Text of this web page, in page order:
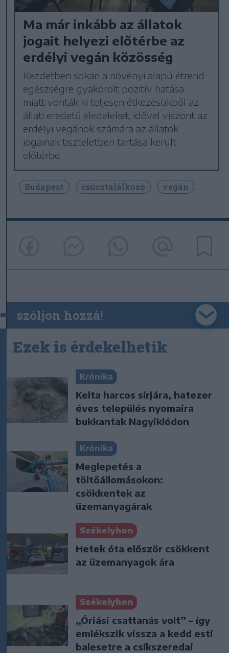
Ma már inkább az állatok
jogait helyezi előtérbe az
erdélyi vegán közösség
Kezdetben sokan a növényi alapú étrend
egészségre gyakorolt pozitív hatása
miatt vonták ki teljesen étkezésükből az
állati eredetű eledeleket, idővel viszont az
erdélyi vegánok számára az állatok
jogainak tiszteletben tartása került
előtérbe.
Budapest csúcstalálkozó vegán
szóljon hozzá!
Ezek is érdekelhetik
Krónika
Kelta harcos sírjára, hatezer
éves település nyomaira
bukkantak Nagyiklódon
Krónika
Meglepetés a
töltőállomásokon:
csökkentek az
üzemanyagárak
Székelyhon
Hetek óta először csökkent
az üzemanyagok ára
Székelyhon
„Óriási csattanás volt” – így
emlékszik vissza a kedd esti
balesetre a csíkszeredai